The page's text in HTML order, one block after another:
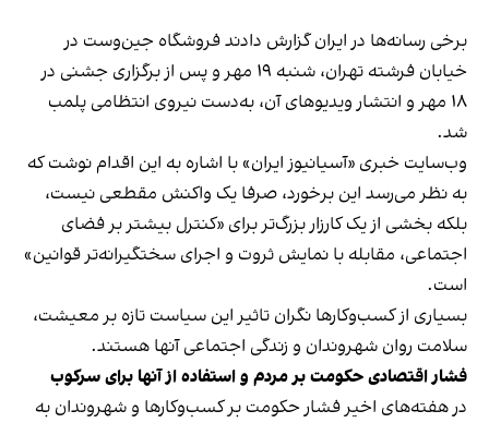
برخی رسانه‌ها در ایران گزارش دادند فروشگاه جین‌وست در
خیابان فرشته تهران، شنبه ۱۹ مهر و پس از برگزاری جشنی در
۱۸ مهر و انتشار ویدیوهای آن، به‌دست نیروی انتظامی پلمب
شد.
وب‌سایت خبری «آسیانیوز ایران» با اشاره به این اقدام نوشت که
به نظر می‌رسد این برخورد، صرفا یک واکنش مقطعی نیست،
بلکه بخشی از یک کارزار بزرگ‌تر برای «کنترل بیشتر بر فضای
اجتماعی، مقابله با نمایش ثروت و اجرای سختگیرانه‌تر قوانین»
است.
بسیاری از کسب‌وکارها نگران تاثیر این سیاست‌ تازه بر معیشت،
سلامت روان شهروندان و زندگی اجتماعی آنها هستند.
فشار اقتصادی حکومت بر مردم و استفاده از آنها برای سرکوب
در هفته‌های اخیر فشار حکومت بر کسب‌وکارها و شهروندان به